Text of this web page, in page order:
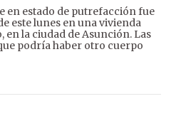
en estado de putrefacción fue
este lunes en una vivienda
la ciudad de Asunción. Las
podría haber otro cuerpo